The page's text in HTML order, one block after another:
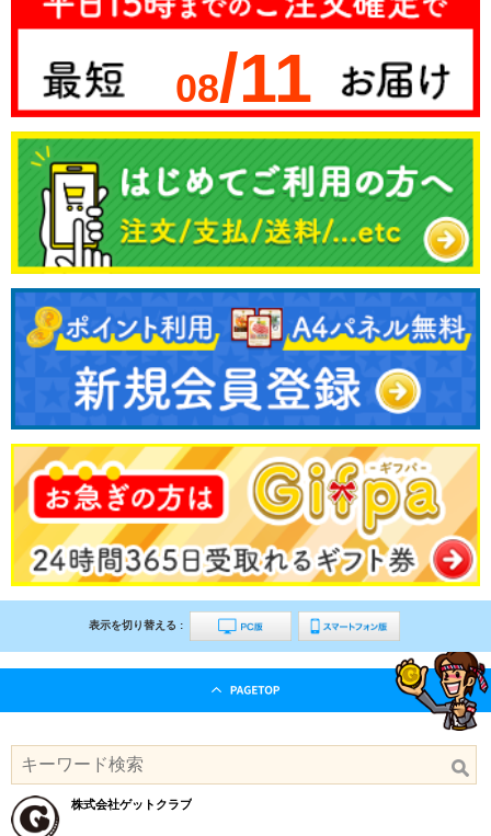
08/11
表示を切り替える :
株式会社ゲットクラブ